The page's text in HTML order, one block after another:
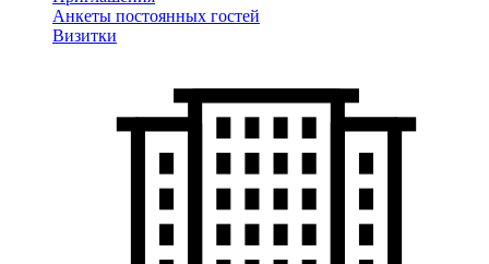
Анкеты постоянных гостей
Визитки